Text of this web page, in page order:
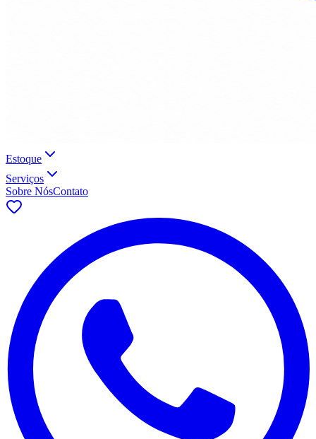
Estoque
Serviços
Sobre NósContato